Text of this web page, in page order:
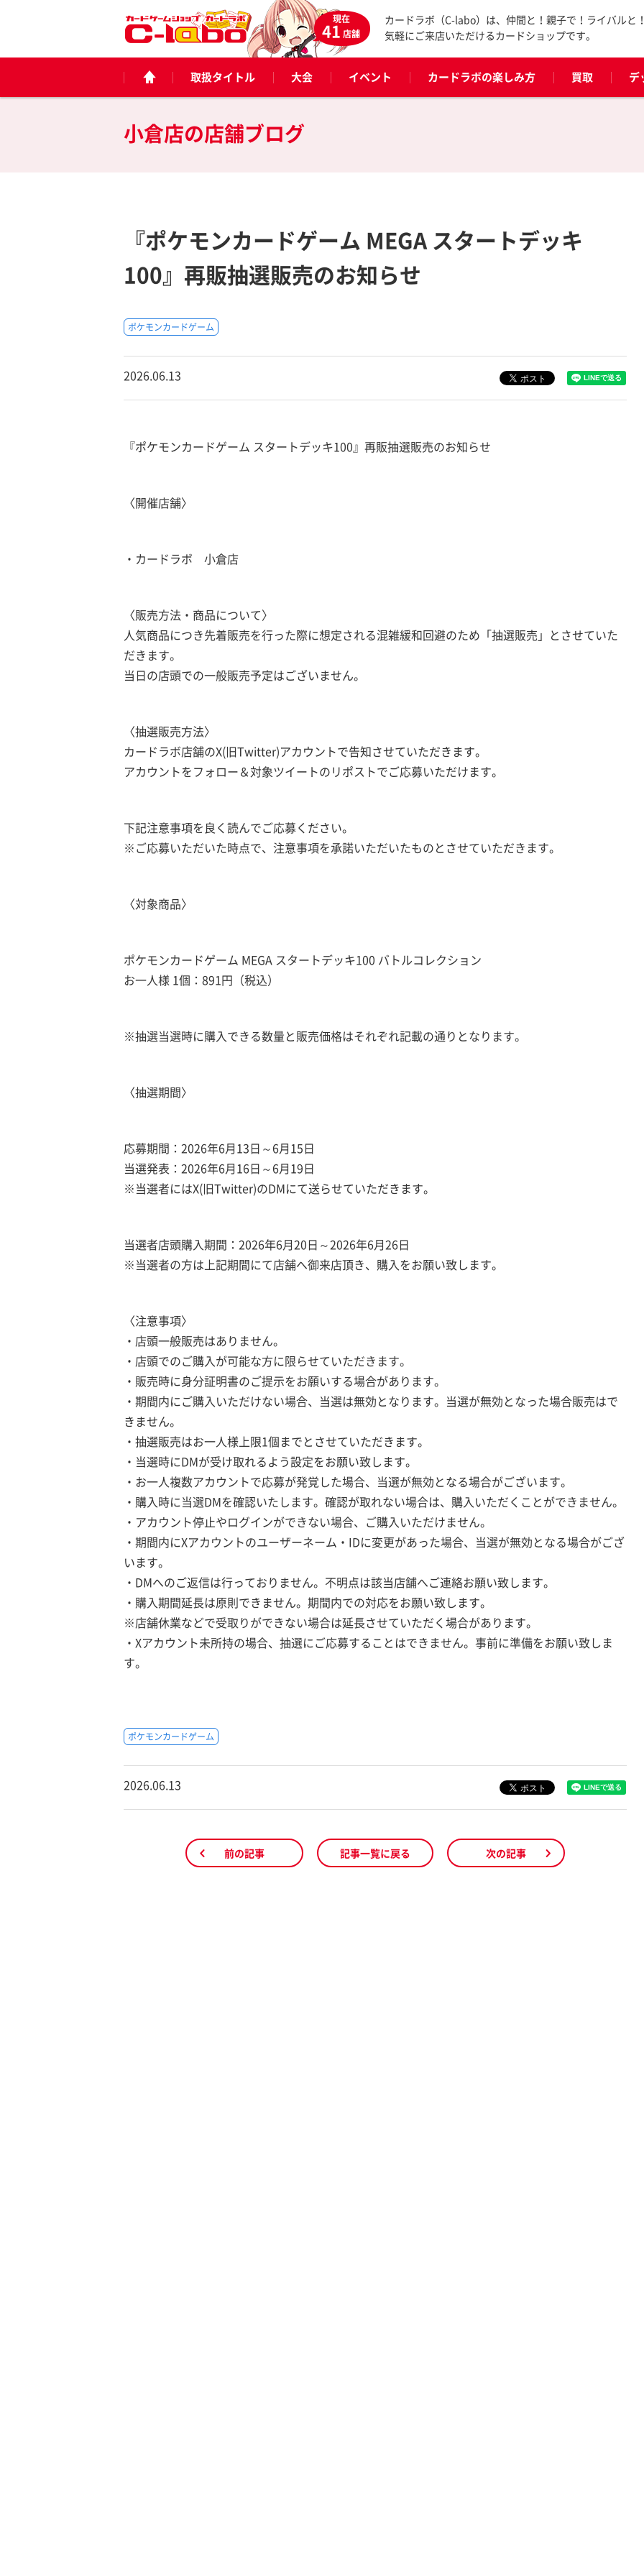
現在
41店舗
カードラボ（C-labo）は、仲間と！親子で！ライバルと
気軽にご来店いただけるカードショップです。
取扱タイトル 大会 イベント カードラボの楽しみ方 買取 デ
小倉店の店舗ブログ
『ポケモンカードゲーム MEGA スタートデッキ
100』再販抽選販売のお知らせ
ポケモンカードゲーム
2026.06.13
『ポケモンカードゲーム スタートデッキ100』再販抽選販売のお知らせ
〈開催店舗〉
・カードラボ 小倉店
〈販売方法・商品について〉
人気商品につき先着販売を行った際に想定される混雑緩和回避のため「抽選販売」とさせていた
だきます。
当日の店頭での一般販売予定はございません。
〈抽選販売方法〉
カードラボ店舗のX(旧Twitter)アカウントで告知させていただきます。
アカウントをフォロー＆対象ツイートのリポストでご応募いただけます。
下記注意事項を良く読んでご応募ください。
※ご応募いただいた時点で、注意事項を承諾いただいたものとさせていただきます。
〈対象商品〉
ポケモンカードゲーム MEGA スタートデッキ100 バトルコレクション
お一人様 1個：891円（税込）
※抽選当選時に購入できる数量と販売価格はそれぞれ記載の通りとなります。
〈抽選期間〉
応募期間：2026年6月13日～6月15日
当選発表：2026年6月16日～6月19日
※当選者にはX(旧Twitter)のDMにて送らせていただきます。
当選者店頭購入期間：2026年6月20日～2026年6月26日
※当選者の方は上記期間にて店舗へ御来店頂き、購入をお願い致します。
〈注意事項〉
・店頭一般販売はありません。
・店頭でのご購入が可能な方に限らせていただきます。
・販売時に身分証明書のご提示をお願いする場合があります。
・期間内にご購入いただけない場合、当選は無効となります。当選が無効となった場合販売はで
きません。
・抽選販売はお一人様上限1個までとさせていただきます。
・当選時にDMが受け取れるよう設定をお願い致します。
・お一人複数アカウントで応募が発覚した場合、当選が無効となる場合がございます。
・購入時に当選DMを確認いたします。確認が取れない場合は、購入いただくことができません。
・アカウント停止やログインができない場合、ご購入いただけません。
・期間内にXアカウントのユーザーネーム・IDに変更があった場合、当選が無効となる場合がござ
います。
・DMへのご返信は行っておりません。不明点は該当店舗へご連絡お願い致します。
・購入期間延長は原則できません。期間内での対応をお願い致します。
※店舗休業などで受取りができない場合は延長させていただく場合があります。
・Xアカウント未所持の場合、抽選にご応募することはできません。事前に準備をお願い致しま
す。
ポケモンカードゲーム
2026.06.13
前の記事 記事一覧に戻る 次の記事